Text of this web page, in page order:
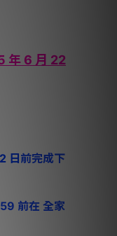
年 6 月 22
日 前完成下
前在 全家